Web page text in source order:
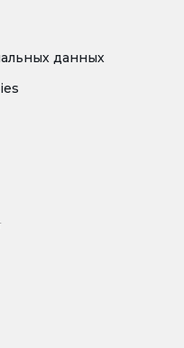
данных